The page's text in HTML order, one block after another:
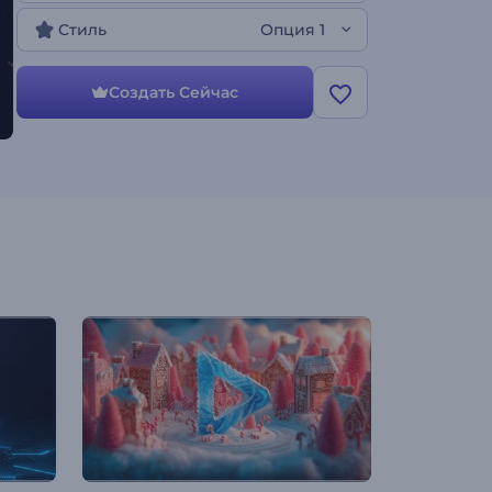
дикой природы сделает все остальное.
Идеально подходит для кинематографических
заставок, интро брендов или любых
презентаций, где нужно произвести яркое
первое впечатление. Попробуйте прямо
Стиль Опция 1
Создать Сейчас